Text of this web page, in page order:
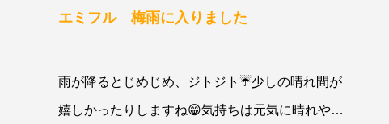
エミフル 梅雨に入りました
雨が降るとじめじめ、ジトジト☔少しの晴れ間が
嬉しかったりしますね😁気持ちは元気に晴れやか